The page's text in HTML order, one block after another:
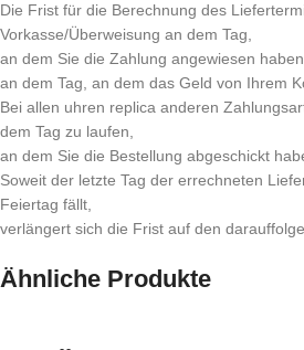
Die Frist für die Berechnung des
Vorkasse/Überweisung an dem Tag,
an dem Sie die Zahlung angewiesen
an dem Tag, an dem das Geld von Ihrem
Bei allen uhren replica anderen
dem Tag zu laufen,
an dem Sie die Bestellung abgeschickt
Soweit der letzte Tag der errechneten
Feiertag fällt,
verlängert sich die Frist auf den
Ähnliche Produkte